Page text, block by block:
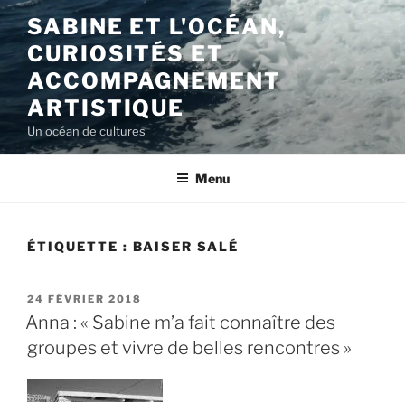
Aller
au
contenu
principal
SABINE ET L'OCÉAN,
CURIOSITÉS ET
ACCOMPAGNEMENT
ARTISTIQUE
Un océan de cultures
Menu
ÉTIQUETTE : BAISER SALÉ
PUBLIÉ
LE
24 FÉVRIER 2018
Anna : « Sabine m’a fait connaître des
groupes et vivre de belles rencontres »